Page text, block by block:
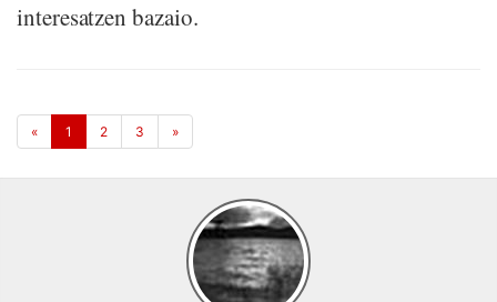
interesatzen bazaio.
« 1 2 3 »